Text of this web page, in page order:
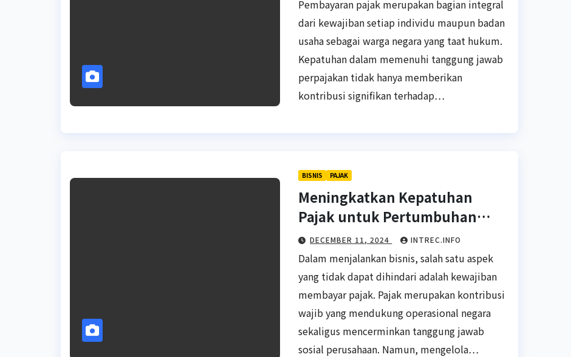
Pembayaran pajak merupakan bagian integral
dari kewajiban setiap individu maupun badan
usaha sebagai warga negara yang taat hukum.
Kepatuhan dalam memenuhi tanggung jawab
perpajakan tidak hanya memberikan
kontribusi signifikan terhadap…
BISNIS PAJAK
Meningkatkan Kepatuhan
Pajak untuk Pertumbuhan
Bisnis yang Berkelanjutan
DECEMBER 11, 2024 INTREC.INFO
Dalam menjalankan bisnis, salah satu aspek
yang tidak dapat dihindari adalah kewajiban
membayar pajak. Pajak merupakan kontribusi
wajib yang mendukung operasional negara
sekaligus mencerminkan tanggung jawab
sosial perusahaan. Namun, mengelola…